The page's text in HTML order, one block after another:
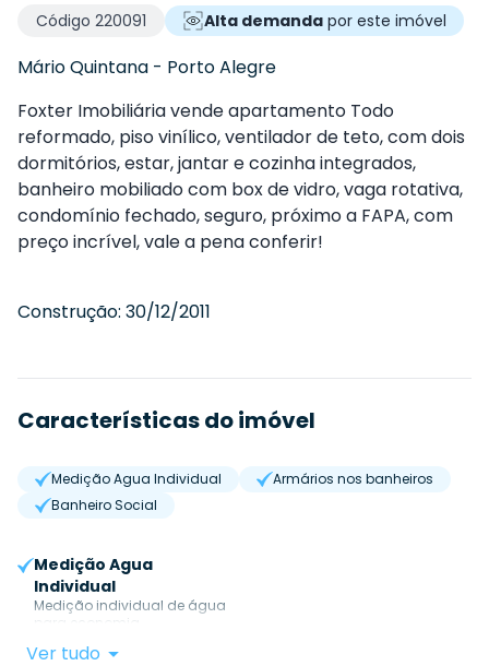
Código 220091 Alta demanda por este imóvel
Mário Quintana - Porto Alegre
Foxter Imobiliária vende apartamento Todo
reformado, piso vinílico, ventilador de teto, com dois
dormitórios, estar, jantar e cozinha integrados,
banheiro mobiliado com box de vidro, vaga rotativa,
condomínio fechado, seguro, próximo a FAPA, com
preço incrível, vale a pena conferir!
Construção: 30/12/2011
Características do imóvel
Medição Agua Individual
Armários nos banheiros
Banheiro Social
Medição Agua
Individual
Medição individual de água
para economia.
Ver tudo